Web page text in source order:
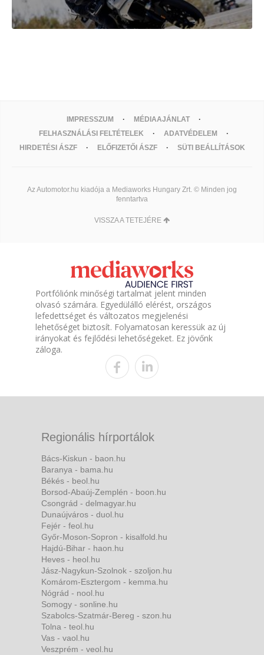
IMPRESSZUM
MÉDIAAJÁNLAT
FELHASZNÁLÁSI FELTÉTELEK
ADATVÉDELEM
HIRDETÉSI ÁSZF
ELŐFIZETŐI ÁSZF SÜTI BEÁLLÍTÁSOK
Az Automotor.hu kiadója a Mediaworks Hungary Zrt. © Minden jog
fenntartva
VISSZA A TETEJÉRE
Portfóliónk minőségi tartalmat jelent minden
olvasó számára. Egyedülálló elérést, országos
lefedettséget és változatos megjelenési
lehetőséget biztosít. Folyamatosan keressük az új
irányokat és fejlődési lehetőségeket. Ez jövőnk
záloga.
Regionális hírportálok
Bács-Kiskun - baon.hu
Baranya - bama.hu
Békés - beol.hu
Borsod-Abaúj-Zemplén - boon.hu
Csongrád - delmagyar.hu
Dunaújváros - duol.hu
Fejér - feol.hu
Győr-Moson-Sopron - kisalfold.hu
Hajdú-Bihar - haon.hu
Heves - heol.hu
Jász-Nagykun-Szolnok - szoljon.hu
Komárom-Esztergom - kemma.hu
Nógrád - nool.hu
Somogy - sonline.hu
Szabolcs-Szatmár-Bereg - szon.hu
Tolna - teol.hu
Vas - vaol.hu
Veszprém - veol.hu